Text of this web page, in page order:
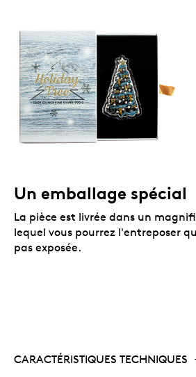
Un emballage spécial
La pièce est livrée dans un
lequel vous pourrez l'entreposer
pas exposée.
CARACTÉRISTIQUES TECHNIQUES